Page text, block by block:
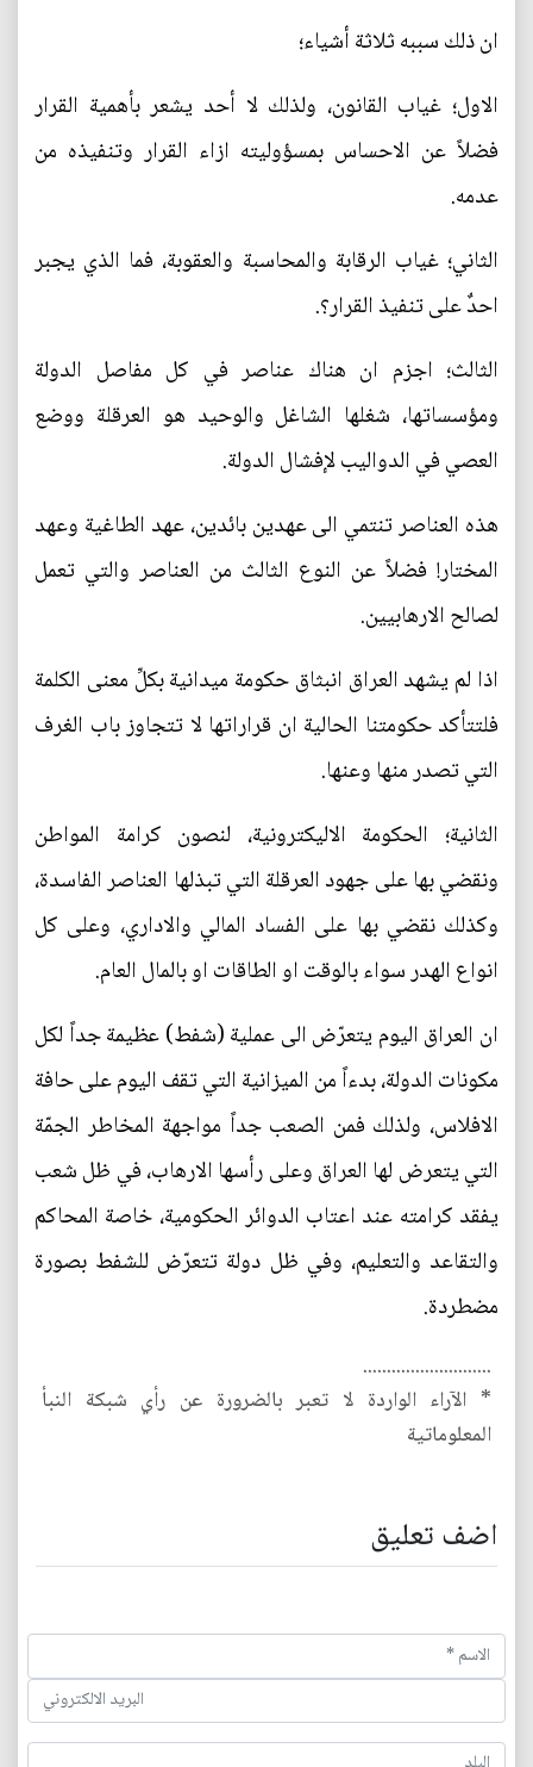
ان ذلك سببه ثلاثة أشياء؛
الاول؛ غياب القانون، ولذلك لا أحد يشعر بأهمية القرار
فضلاً عن الاحساس بمسؤوليته ازاء القرار وتنفيذه من
عدمه.
الثاني؛ غياب الرقابة والمحاسبة والعقوبة، فما الذي يجبر
احدٌ على تنفيذ القرار؟.
الثالث؛ اجزم ان هناك عناصر في كل مفاصل الدولة
ومؤسساتها، شغلها الشاغل والوحيد هو العرقلة ووضع
العصي في الدواليب لإفشال الدولة.
هذه العناصر تنتمي الى عهدين بائدين، عهد الطاغية وعهد
المختار! فضلاً عن النوع الثالث من العناصر والتي تعمل
لصالح الارهابيين.
اذا لم يشهد العراق انبثاق حكومة ميدانية بكلِّ معنى الكلمة
فلتتأكد حكومتنا الحالية ان قراراتها لا تتجاوز باب الغرف
التي تصدر منها وعنها.
الثانية؛ الحكومة الاليكترونية، لنصون كرامة المواطن
ونقضي بها على جهود العرقلة التي تبذلها العناصر الفاسدة،
وكذلك نقضي بها على الفساد المالي والاداري، وعلى كل
انواع الهدر سواء بالوقت او الطاقات او بالمال العام.
ان العراق اليوم يتعرّض الى عملية (شفط) عظيمة جداً لكل
مكونات الدولة، بدءاً من الميزانية التي تقف اليوم على حافة
الافلاس، ولذلك فمن الصعب جداً مواجهة المخاطر الجمّة
التي يتعرض لها العراق وعلى رأسها الارهاب، في ظل شعب
يفقد كرامته عند اعتاب الدوائر الحكومية، خاصة المحاكم
والتقاعد والتعليم، وفي ظل دولة تتعرّض للشفط بصورة
مضطردة.
...........................
* الآراء الواردة لا تعبر بالضرورة عن رأي شبكة النبأ
المعلوماتية
اضف تعليق